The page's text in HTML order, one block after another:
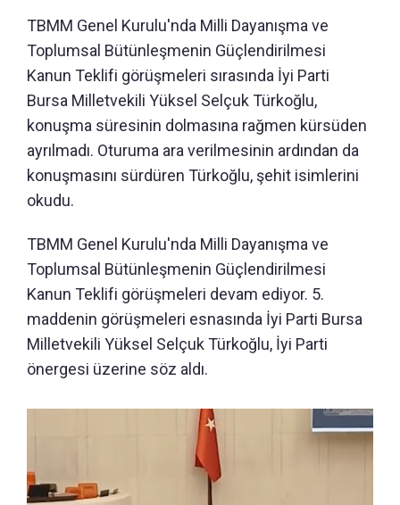
TBMM Genel Kurulu'nda Milli Dayanışma ve
Toplumsal Bütünleşmenin Güçlendirilmesi
Kanun Teklifi görüşmeleri sırasında İyi Parti
Bursa Milletvekili Yüksel Selçuk Türkoğlu,
konuşma süresinin dolmasına rağmen kürsüden
ayrılmadı. Oturuma ara verilmesinin ardından da
konuşmasını sürdüren Türkoğlu, şehit isimlerini
okudu.
TBMM Genel Kurulu'nda Milli Dayanışma ve
Toplumsal Bütünleşmenin Güçlendirilmesi
Kanun Teklifi görüşmeleri devam ediyor. 5.
maddenin görüşmeleri esnasında İyi Parti Bursa
Milletvekili Yüksel Selçuk Türkoğlu, İyi Parti
önergesi üzerine söz aldı.